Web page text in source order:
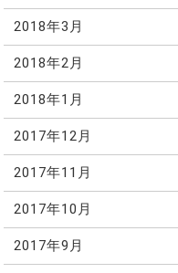
2018年3月
2018年2月
2018年1月
2017年12月
2017年11月
2017年10月
2017年9月